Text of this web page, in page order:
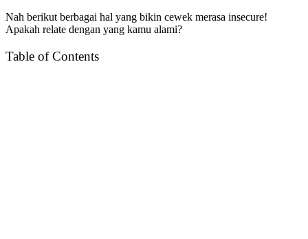
Nah berikut berbagai hal yang bikin cewek merasa insecure!
Apakah relate dengan yang kamu alami?
Table of Contents